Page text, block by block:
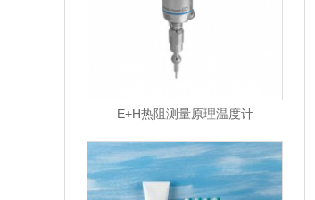
E+H热阻测量原理温度计